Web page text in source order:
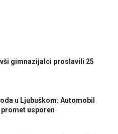
gimnazijalci proslavili 25
u Ljubuškom: Automobil
usporen